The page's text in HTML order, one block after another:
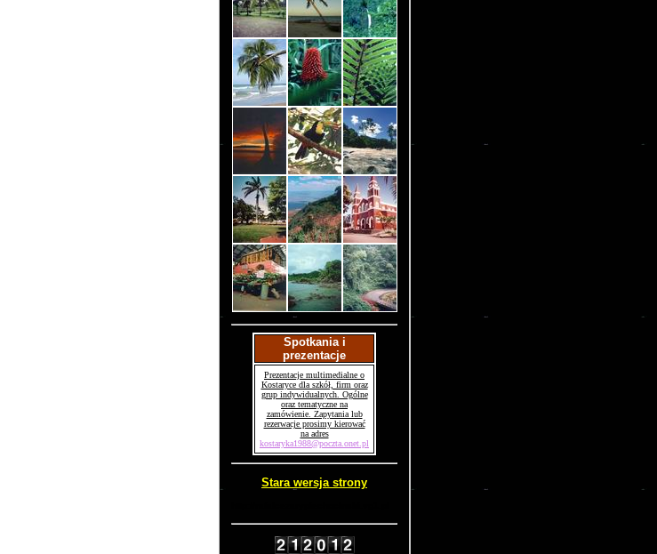
Spotkania i
prezentacje
Prezentacje multimedialne o
Kostaryce dla szkół, firm oraz
grup indywidualnych. Ogólne
oraz tematyczne na
zamówienie. Zapytania lub
rezerwacje prosimy kierować
na adres
kostaryka1988@poczta.onet.pl
Stara wersja strony